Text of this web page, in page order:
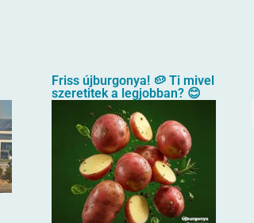
Friss újburgonya! 🥔 Ti mivel
szeretitek a legjobban? 😊